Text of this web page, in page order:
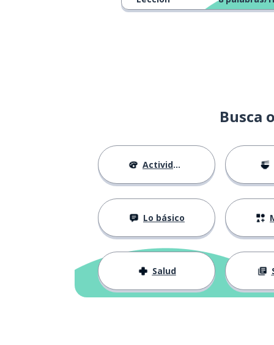
Busca
Actividades
Lo básico
Salud